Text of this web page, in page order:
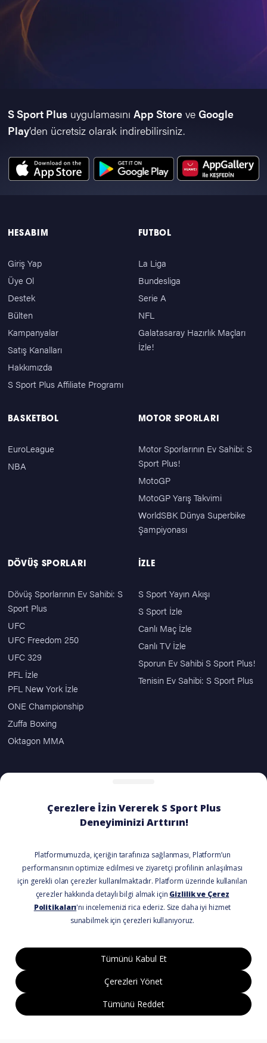
S Sport Plusuygulamasını App Storeve Google
Play’den ücretsiz olarak indirebilirsiniz.
HESABIM
Giriş Yap
Üye Ol
Destek
Bülten
Kampanyalar
Satış Kanalları
Hakkımızda
S Sport Plus Affiliate Programı
FUTBOL
La Liga
Bundesliga
Serie A
NFL
Galatasaray Hazırlık Maçları
İzle!
BASKETBOL
EuroLeague
NBA
MOTOR SPORLARI
Motor Sporlarının Ev Sahibi: S
Sport Plus!
MotoGP
MotoGP Yarış Takvimi
WorldSBK Dünya Superbike
Şampiyonası
DÖVÜŞ SPORLARI
Dövüş Sporlarının Ev Sahibi: S
Sport Plus
UFC
UFC Freedom 250
UFC 329
PFL İzle
PFL New York İzle
ONE Championship
Zuffa Boxing
Oktagon MMA
İZLE
S Sport Yayın Akışı
S Sport İzle
Canlı Maç İzle
Canlı TV İzle
Sporun Ev Sahibi S Sport Plus!
Tenisin Ev Sahibi: S Sport Plus
BİZİ TAKİP EDİN
© 2021 Tüm Hakları Saklıdır.
Gizlilik Politikası
Asquared WordPress Ajansıtarafından